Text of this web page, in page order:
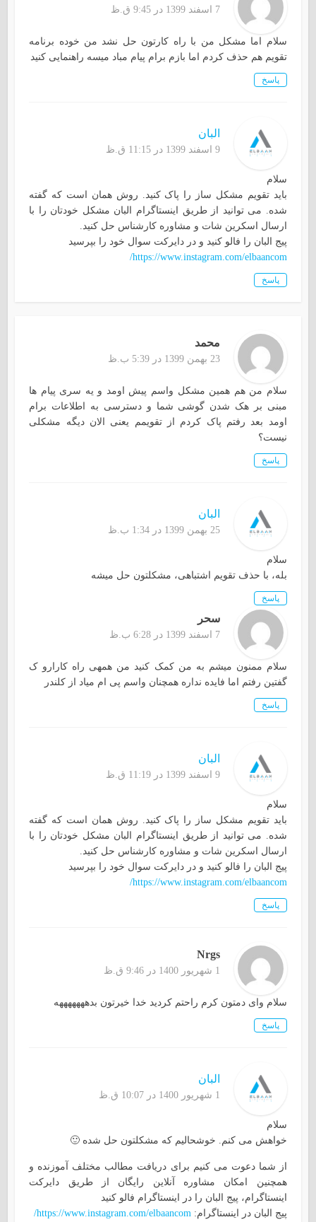
7 اسفند 1399 در 9:45 ق.ظ
سلام اما مشکل من با راه کارتون حل نشد من خوده برنامه
تقویم هم حذف کردم اما بازم برام پیام مباد میسه راهنمایی کنید
پاسخ
البان
9 اسفند 1399 در 11:15 ق.ظ
سلام
باید تقویم مشکل ساز را پاک کنید. روش همان است که گفته
شده. می توانید از طریق اینستاگرام البان مشکل خودتان را با
ارسال اسکرین شات و مشاوره کارشناس حل کنید.
پیج البان را فالو کنید و در دایرکت سوال خود را بپرسید
https://www.instagram.com/elbaancom/
پاسخ
محمد
23 بهمن 1399 در 5:39 ب.ظ
سلام‌ من هم همین مشکل واسم پیش اومد و یه سری پیام ها
مبنی بر هک شدن گوشی شما و دسترسی به اطلاعات برام
اومد بعد رفتم پاک کردم از تقویمم یعنی الان دیگه مشکلی
نیست؟
پاسخ
البان
25 بهمن 1399 در 1:34 ب.ظ
سلام
بله، با حذف تقویم اشتباهی، مشکلتون حل میشه
پاسخ
سحر
7 اسفند 1399 در 6:28 ب.ظ
سلام ممنون میشم به من کمک کنید من همهی راه کارارو ک
گفتین رفتم اما فایده نداره همچنان واسم پی ام میاد از کلندر
پاسخ
البان
9 اسفند 1399 در 11:19 ق.ظ
سلام
باید تقویم مشکل ساز را پاک کنید. روش همان است که گفته
شده. می توانید از طریق اینستاگرام البان مشکل خودتان را با
ارسال اسکرین شات و مشاوره کارشناس حل کنید.
پیج البان را فالو کنید و در دایرکت سوال خود را بپرسید
https://www.instagram.com/elbaancom/
پاسخ
Nrgs
1 شهریور 1400 در 9:46 ق.ظ
سلام وای دمتون کرم راحتم کردید خدا خیرتون بدهههههههه
پاسخ
البان
1 شهریور 1400 در 10:07 ق.ظ
سلام
خواهش می کنم. خوشحالیم که مشکلتون حل شده 🙂
از شما دعوت می کنیم برای دریافت مطالب مختلف آموزنده و
همچنین امکان مشاوره آنلاین رایگان از طریق دایرکت
اینستاگرام، پیج البان را در اینستاگرام فالو کنید
پیج البان در اینستاگرام:https://www.instagram.com/elbaancom/